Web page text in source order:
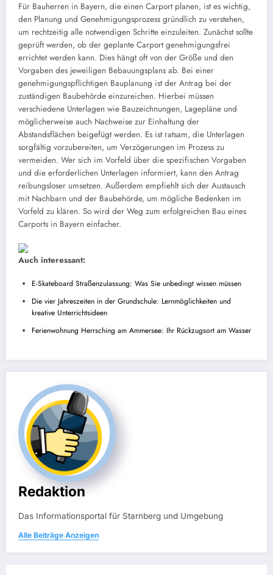
Für Bauherren in Bayern, die einen Carport planen, ist es wichtig,
den Planung und Genehmigungsprozess gründlich zu verstehen,
um rechtzeitig alle notwendigen Schritte einzuleiten. Zunächst sollte
geprüft werden, ob der geplante Carport genehmigungsfrei
errichtet werden kann. Dies hängt oft von der Größe und den
Vorgaben des jeweiligen Bebauungsplans ab. Bei einer
genehmigungspflichtigen Bauplanung ist der Antrag bei der
zuständigen Baubehörde einzureichen. Hierbei müssen
verschiedene Unterlagen wie Bauzeichnungen, Lagepläne und
möglicherweise auch Nachweise zur Einhaltung der
Abstandsflächen beigefügt werden. Es ist ratsam, die Unterlagen
sorgfältig vorzubereiten, um Verzögerungen im Prozess zu
vermeiden. Wer sich im Vorfeld über die spezifischen Vorgaben
und die erforderlichen Unterlagen informiert, kann den Antrag
reibungsloser umsetzen. Außerdem empfiehlt sich der Austausch
mit Nachbarn und der Baubehörde, um mögliche Bedenken im
Vorfeld zu klären. So wird der Weg zum erfolgreichen Bau eines
Carports in Bayern einfacher.
Auch interessant:
E-Skateboard Straßenzulassung: Was Sie unbedingt wissen müssen
Die vier Jahreszeiten in der Grundschule: Lernmöglichkeiten und
kreative Unterrichtsideen
Ferienwohnung Herrsching am Ammersee: Ihr Rückzugsort am Wasser
Redaktion
Das Informationsportal für Starnberg und Umgebung
Alle Beiträge Anzeigen